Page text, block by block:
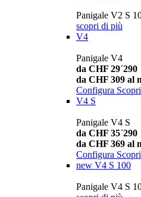
Panigale V2 S
scopri di più
V4
Panigale V4
da CHF 29´290
da CHF 309 al
Configura
V4 S
Panigale V4 S
da CHF 35´290
da CHF 369 al
Configura
new V4 S 100
Panigale V4 S